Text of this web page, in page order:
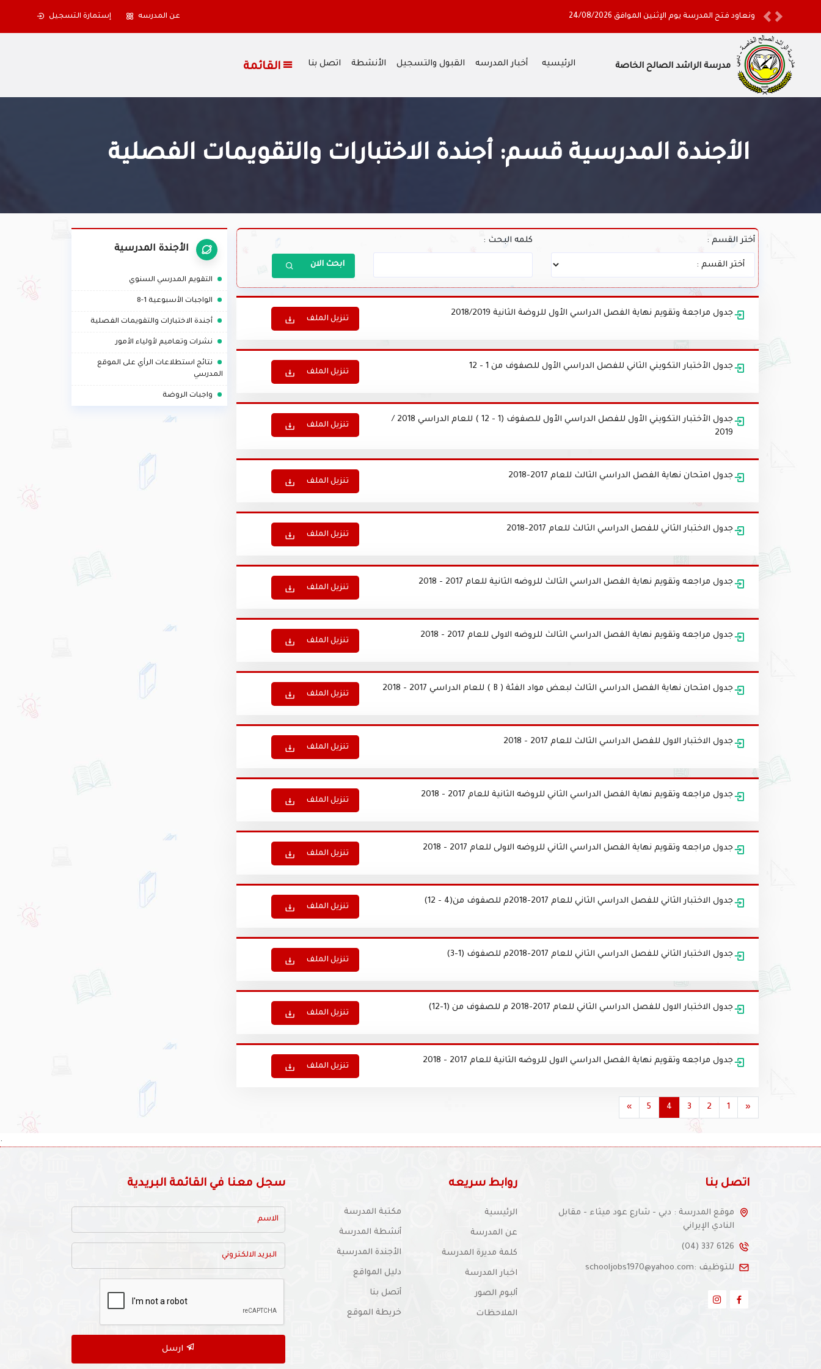
ونعاود فتح المدرسة يوم الإثنين الموافق 24/08/2026
PreviousNext
عن المدرسه إستمارة التسجيل
مدرسة الراشد الصالح الخاصة الرئيسيه أخبار المدرسه القبول والتسجيل الأنشطة اتصل بنا
الأجندة المدرسية قسم: أجندة الاختبارات والتقويمات الفصلية
أختر القسم : كلمه البحث :
ابحث الان
جدول مراجعة وتقويم نهاية الفصل الدراسي الأول للروضة الثانية 2018/2019
تنزيل الملف
جدول الأختبار التكويني الثاني للفصل الدراسي الأول للصفوف من 1 - 12
تنزيل الملف
جدول الأختبار التكويني الأول للفصل الدراسي الأول للصفوف (1 - 12 ) للعام الدراسي 2018 /
2019
تنزيل الملف
جدول امتحان نهاية الفصل الدراسي الثالث للعام 2017-2018
تنزيل الملف
جدول الاختبار الثاني للفصل الدراسي الثالث للعام 2017-2018
تنزيل الملف
جدول مراجعه وتقويم نهاية الفصل الدراسي الثالث للروضه الثانية للعام 2017 - 2018
تنزيل الملف
جدول مراجعه وتقويم نهاية الفصل الدراسي الثالث للروضه الاولى للعام 2017 - 2018
تنزيل الملف
جدول امتحان نهاية الفصل الدراسي الثالث لبعض مواد الفئة ( B ) للعام الدراسي 2017 - 2018
تنزيل الملف
جدول الاختبار الاول للفصل الدراسي الثالث للعام 2017 - 2018
تنزيل الملف
جدول مراجعه وتقويم نهاية الفصل الدراسي الثاني للروضه الثانية للعام 2017 - 2018
تنزيل الملف
جدول مراجعه وتقويم نهاية الفصل الدراسي الثاني للروضه الاولى للعام 2017 - 2018
تنزيل الملف
جدول الاختبار الثاني للفصل الدراسي الثاني للعام 2017-2018م للصفوف من(4 - 12)
تنزيل الملف
جدول الاختبار الثاني للفصل الدراسي الثاني للعام 2017-2018م للصفوف (1-3)
تنزيل الملف
جدول الاختبار الاول للفصل الدراسي الثاني للعام 2017-2018 م للصفوف من (1-12)
تنزيل الملف
جدول مراجعه وتقويم نهاية الفصل الدراسي الاول للروضه الثانية للعام 2017 - 2018
تنزيل الملف
«
1
2
3
4
5
»
الأجندة المدرسية
. التقويم المدرسي السنوي
. الواجبات الأسبوعية 1-8
. أجندة الاختبارات والتقويمات الفصلية
. نشرات وتعاميم لأولياء الأمور
.
نتائج استطلاعات الرأي على الموقع
المدرسي
. واجبات الروضة
.
اتصل بنا
موقع المدرسة : دبي - شارع عود ميثاء - مقابل
النادي الإيراني
(04) 337 6126
للتوظيف :schooljobs1970@yahoo.com
روابط سريعه
الرئيسية
عن المدرسة
كلمة مديرة المدرسة
اخبار المدرسة
ألبوم الصور
الملاحظات
مكتبة المدرسة
أنشطة المدرسة
الأجندة المدرسية
دليل المواقع
أتصل بنا
خريطة الموقع
سجل معنا في القائمة البريدية